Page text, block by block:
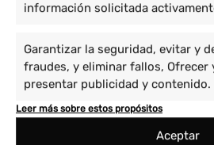
información solicitada
Garantizar la seguridad, evitar y
fraudes, y eliminar fallos, Ofrecer
presentar publicidad y contenido.
Leer más sobre estos propósitos
Aceptar